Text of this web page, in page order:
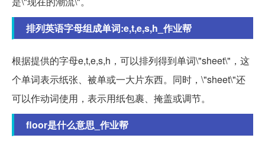
排列英语字母组成单词:e,t,e,s,h_作业帮
根据提供的字母e,t,e,s,h，可以排列得到单词\"sheet\"，这
个单词表示纸张、被单或一大片东西。同时，\"sheet\"还
可以作动词使用，表示用纸包裹、掩盖或调节。
floor是什么意思_作业帮